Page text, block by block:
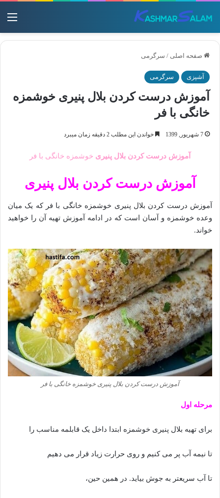
صفحه اصلی / سرگرمی
آشپزی سرگرمی
آموزش درست کردن بلال پنیری خوشمزه
خانگی با فر
7 شهریور, 1399 خواندن این مطلب 2 دقیقه زمان میبرد
آموزش درست کردن بلال پنیری خوشمزه خانگی با فر
آموزش درست کردن بلال پنیری
آموزش درست کردن بلال پنیری خوشمزه خانگی با فر که یک میان
وعده خوشمزه و آسان است که در ادامه آموزش تهیه آن را خواهید
خواند.
آموزش درست کردن بلال پنیری خوشمزه خانگی با فر
مرحله اول
برای تهیه بلال پنیری خوشمزه ابتدا داخل یک قابلمه مناسب را
تا نیمه آب پر می کنیم و روی حرارت زیاد قرار می دهیم
تا آب سریعتر به جوش بیاید. در همین حین،